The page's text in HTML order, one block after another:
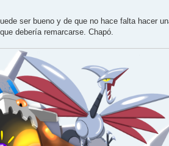
ser bueno y de que no hace falta hacer
debería remarcarse. Chapó.